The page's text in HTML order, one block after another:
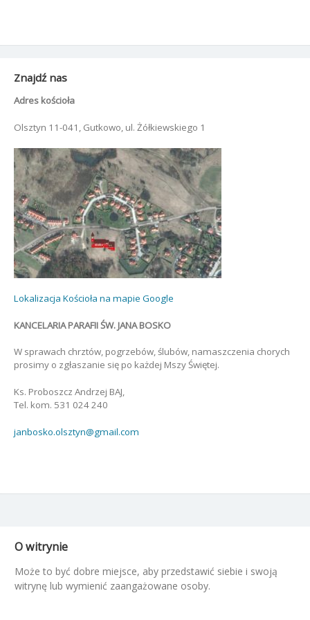
Znajdź nas
Adres kościoła
Olsztyn 11-041, Gutkowo, ul. Żółkiewskiego 1
Lokalizacja Kościoła na mapie Google
KANCELARIA PARAFII ŚW. JANA BOSKO
W sprawach chrztów, pogrzebów, ślubów, namaszczenia chorych
prosimy o zgłaszanie się po każdej Mszy Świętej.
Ks. Proboszcz Andrzej BAJ,
Tel. kom. 531 024 240
janbosko.olsztyn@gmail.com
O witrynie
Może to być dobre miejsce, aby przedstawić siebie i swoją
witrynę lub wymienić zaangażowane osoby.